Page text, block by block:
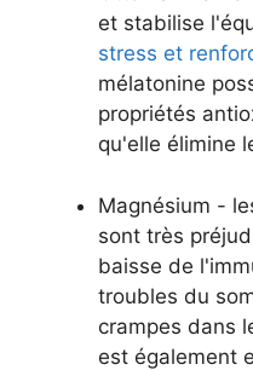
et stabilise
stress et
mélatonine
propriétés
qu'elle élimine
Magnésium -
sont très
baisse de
troubles du
crampes dans
est également